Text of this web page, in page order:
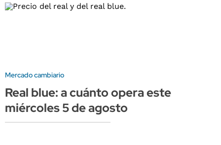
Mercado cambiario
Real blue: a cuánto opera este
miércoles 5 de agosto